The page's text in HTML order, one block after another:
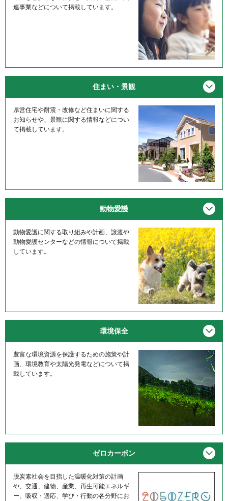
連事業などについて掲載しています。
住まい・景観
県営住宅や耐震・改修など住まいに関する
お知らせや、景観に関する情報などについ
て掲載しています。
動物愛護
動物愛護に関する取り組みや計画、譲渡や
動物愛護センターなどの情報について掲載
しています。
環境保全
豊富な環境資源を保護するための施策や計
画、環境教育や太陽光発電などについて掲
載しています。
ゼロカーボン
脱炭素社会を目指した温暖化対策の計画
や、交通、建物、産業、再生可能エネルギ
ー、吸収・適応、学び・行動の各分野にお